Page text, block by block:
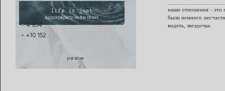
life is just
a cocktail party on the street
4 954
+10 152
paratise
наши отношения - это
были немного
видеть, звездочка.